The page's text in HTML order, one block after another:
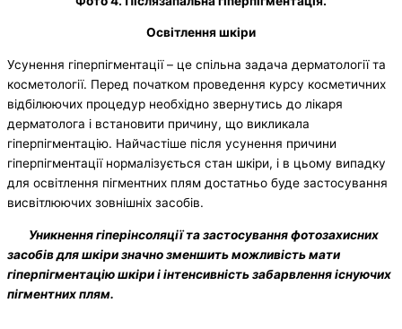
Освітлення шкіри
Усунення гіперпігментації – це спільна задача дерматології та
косметології. Перед початком проведення курсу косметичних
відбілюючих процедур необхідно звернутись до лікаря
дерматолога і встановити причину, що викликала
гіперпігментацію. Найчастіше після усунення причини
гіперпігментації нормалізується стан шкіри, і в цьому випадку
для освітлення пігментних плям достатньо буде застосування
висвітлюючих зовнішніх засобів.
Уникнення гіперінсоляції та застосування фотозахисних
засобів для шкіри значно зменшить можливість мати
гіперпігментацію шкіри і інтенсивність забарвлення існуючих
пігментних плям.